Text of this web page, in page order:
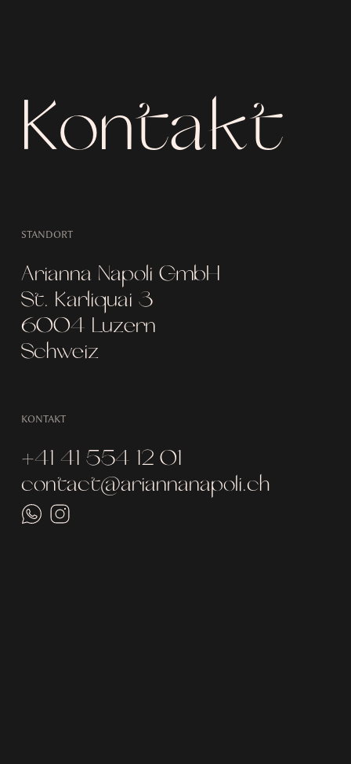
Kontakt
STANDORT
Arianna Napoli GmbH
St. Karliquai 3
6004 Luzern
Schweiz
KONTAKT
+41 41 554 12 01
contact@ariannanapoli.ch